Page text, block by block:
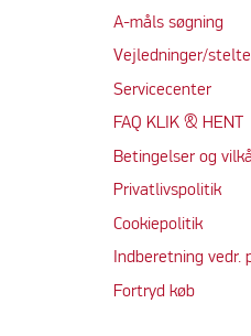
A-måls søgning
Vejledninger/
Servicecenter
FAQ KLIK & HENT
Betingelser og
Privatlivspolitik
Cookiepolitik
Indberetning vedr.
Fortryd køb